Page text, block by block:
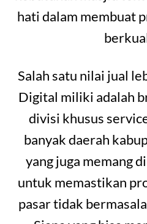
hati dalam membuat
Salah satu nilai jual
Digital miliki adalah
divisi khusus
banyak daerah
yang juga memang
untuk memastikan
pasar tidak